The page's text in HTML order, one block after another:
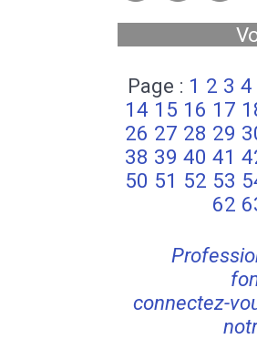
Page : 1 2 3 4
14 15 16 17
26 27 28 29
38 39 40 41
50 51 52 53
62
connectez-